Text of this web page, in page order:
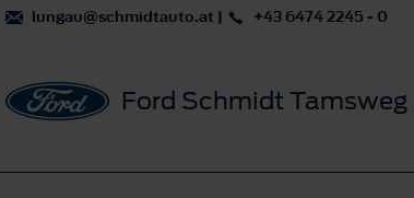
lungau@schmidtauto.at | +43 6474 2245 - 0
Ford Schmidt Tamsweg